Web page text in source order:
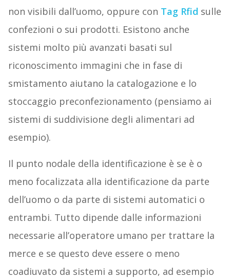
non visibili dall’uomo, oppure con Tag Rfid sulle
confezioni o sui prodotti. Esistono anche
sistemi molto più avanzati basati sul
riconoscimento immagini che in fase di
smistamento aiutano la catalogazione e lo
stoccaggio preconfezionamento (pensiamo ai
sistemi di suddivisione degli alimentari ad
esempio).
Il punto nodale della identificazione è se è o
meno focalizzata alla identificazione da parte
dell’uomo o da parte di sistemi automatici o
entrambi. Tutto dipende dalle informazioni
necessarie all’operatore umano per trattare la
merce e se questo deve essere o meno
coadiuvato da sistemi a supporto, ad esempio